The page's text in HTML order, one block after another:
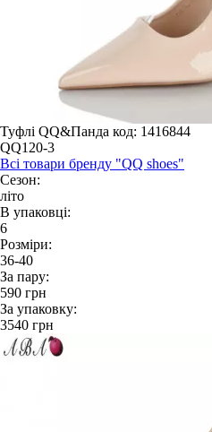
Туфлі QQ&Панда код: 1416844
QQ120-3
Всі товари бренду "QQ shoes"
Сезон:
літо
В упаковці:
6
Розміри:
36-40
За пару:
590 грн
За упаковку:
3540 грн